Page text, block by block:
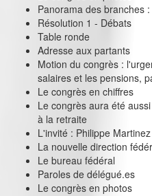
Panorama des branches
Résolution 1 - Débats
Table ronde
Adresse aux partants
Motion du congrès :
salaires et les pensions,
Le congrès en chiffres
Le congrès aura été
à la retraite
L'invité : Philippe Martinez
La nouvelle direction
Le bureau fédéral
Paroles de délégué.es
Le congrès en photos